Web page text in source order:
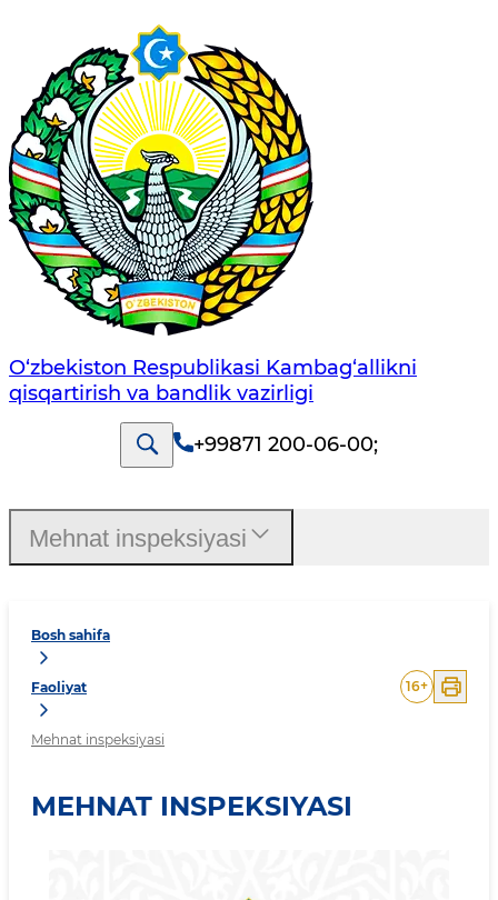
O‘zbekiston Respublikasi Kambag‘allikni
qisqartirish va bandlik vazirligi
+99871 200-06-00;
Bosh sahifa
Faoliyat
Mehnat inspeksiyasi
16+
MEHNAT INSPEKSIYASI
Mehnat inspeksiyasi